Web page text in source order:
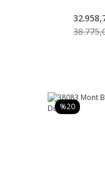
%20